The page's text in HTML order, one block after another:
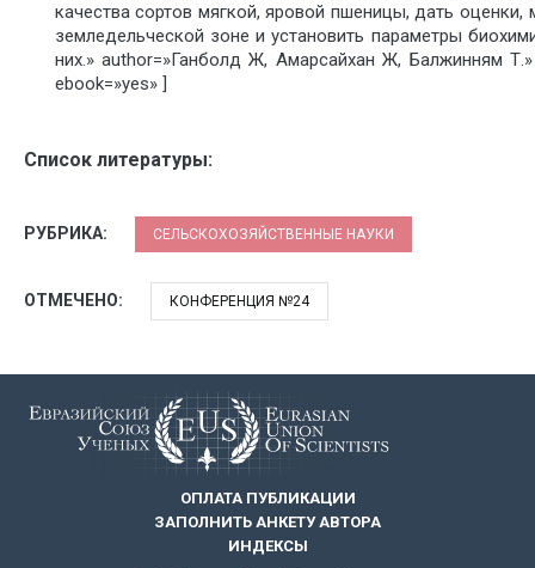
качества сортов мягкой, яровой пшеницы, дать
земледельческой зоне и установить параметры
них.» author=»Ганболд Ж, Амарсайхан Ж, Балжинням
ebook=»yes» ]
Список литературы:
РУБРИКА: СЕЛЬСКОХОЗЯЙСТВЕННЫЕ НАУКИ
ОТМЕЧЕНО: КОНФЕРЕНЦИЯ №24
ОПЛАТА ПУБЛИКАЦИИ
ЗАПОЛНИТЬ АНКЕТУ АВТОРА
ИНДЕКСЫ